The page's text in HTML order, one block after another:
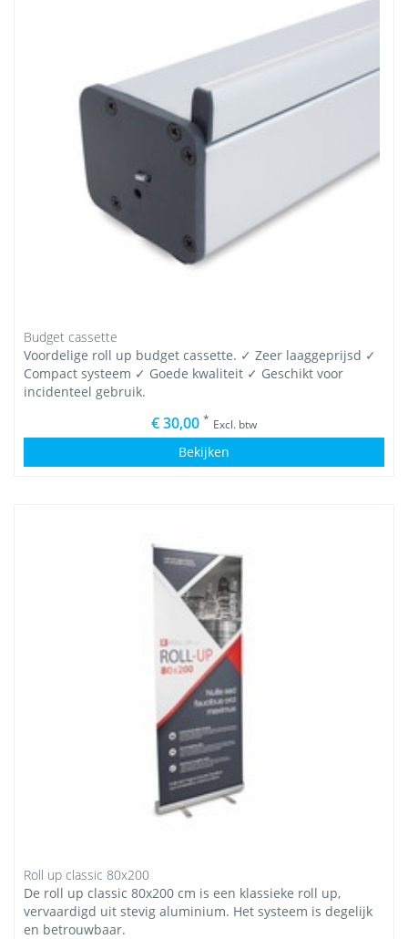
Budget cassette
Voordelige roll up budget cassette. ✓ Zeer laaggeprijsd ✓
Compact systeem ✓ Goede kwaliteit ✓ Geschikt voor
incidenteel gebruik.
€ 30,00 * Excl. btw
Bekijken
Roll up classic 80x200
De roll up classic 80x200 cm is een klassieke roll up,
vervaardigd uit stevig aluminium. Het systeem is degelijk
en betrouwbaar.